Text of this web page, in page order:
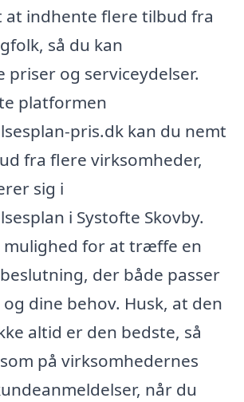
at indhente flere tilbud fra
så du kan
priser og serviceydelser.
platformen
pris.dk kan du nemt
fra flere virksomheder,
sig i
i Systofte Skovby.
mulighed for at træffe en
der både passer
dine behov. Husk, at den
altid er den bedste, så
på virksomhedernes
når du